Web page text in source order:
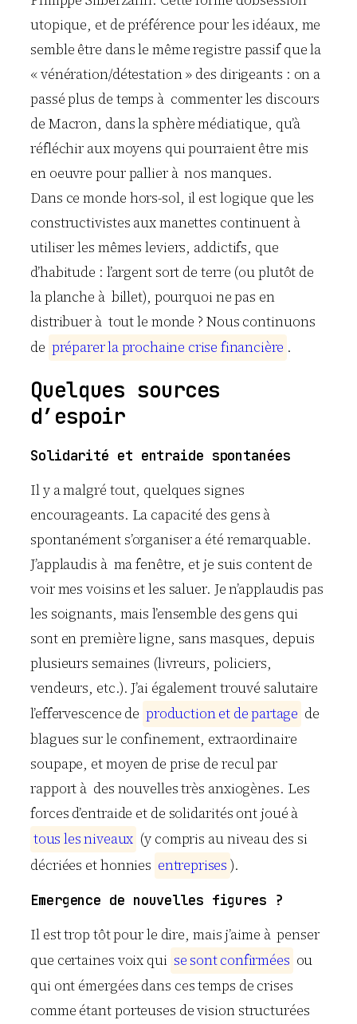
utopique, et de préférence pour les idéaux, me
semble être dans le même registre passif que la
« vénération/détestation » des dirigeants : on a
passé plus de temps à commenter les discours
de Macron, dans la sphère médiatique, qu’à
réfléchir aux moyens qui pourraient être mis
en oeuvre pour pallier à nos manques.
Dans ce monde hors-sol, il est logique que les
constructivistes aux manettes continuent à
utiliser les mêmes leviers, addictifs, que
d’habitude : l’argent sort de terre (ou plutôt de
la planche à billet), pourquoi ne pas en
distribuer à tout le monde ? Nous continuons
de préparerlaprochaine crise financière .
Quelques sources
d’espoir
Solidarité et entraide spontanées
Il y a malgré tout, quelques signes
encourageants. La capacité des gens à
spontanément s’organiser a été remarquable.
J’applaudis à ma fenêtre, et je suis content de
voir mes voisins et les saluer. Je n’applaudis pas
les soignants, mais l’ensemble des gens qui
sont en première ligne, sans masques, depuis
plusieurs semaines (livreurs, policiers,
vendeurs, etc.). J’ai également trouvé salutaire
l’effervescence de productionet departage de
blagues sur le confinement, extraordinaire
soupape, et moyen de prise de recul par
rapport à des nouvelles très anxiogènes. Les
forces d’entraide et de solidarités ont joué à
tous lesniveaux (y compris au niveau des si
décriées et honnies entreprises ).
Emergence de nouvelles figures ?
Il est trop tôt pour le dire, mais j’aime à penser
que certaines voix qui se sontconfirmées ou
qui ont émergées dans ces temps de crises
comme étant porteuses de vision structurées